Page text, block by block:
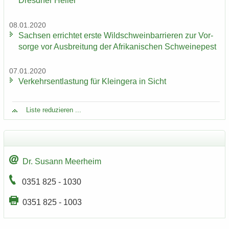
08.01.2020
Sach­sen er­rich­tet erste Wild­schwein­bar­rie­ren zur Vor­
sor­ge vor Aus­brei­tung der Afri­ka­ni­schen Schwei­ne­pest
07.01.2020
Ver­kehrs­ent­las­tung für Klein­ge­ra in Sicht
Liste re­du­zie­ren ...
Dr. Su­sann Meer­heim
0351 825 - 1030
0351 825 - 1003